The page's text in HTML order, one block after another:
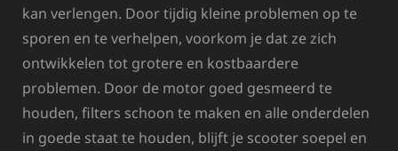
kan verlengen. Door tijdig kleine problemen op te
sporen en te verhelpen, voorkom je dat ze zich
ontwikkelen tot grotere en kostbaardere
problemen. Door de motor goed gesmeerd te
houden, filters schoon te maken en alle onderdelen
in goede staat te houden, blijft je scooter soepel en